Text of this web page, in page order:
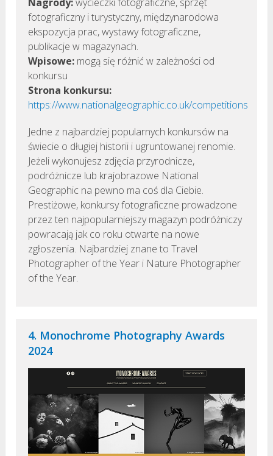
fotograficzny i turystyczny, międzynarodowa
ekspozycja prac, wystawy fotograficzne,
publikacje w magazynach.
Wpisowe: mogą się różnić w zależności od
konkursu
Strona konkursu:
https://www.nationalgeographic.co.uk/competitions
Jedne z najbardziej popularnych konkursów na
świecie o długiej historii i ugruntowanej renomie.
Jeżeli wykonujesz zdjęcia przyrodnicze,
podróżnicze lub krajobrazowe National
Geographic na pewno ma coś dla Ciebie.
Prestiżowe, konkursy fotograficzne prowadzone
przez ten najpopularniejszy magazyn podróżniczy
powracają jak co roku otwarte na nowe
zgłoszenia. Najbardziej znane to Travel
Photographer of the Year i Nature Photographer
of the Year.
4. Monochrome Photography Awards
2024